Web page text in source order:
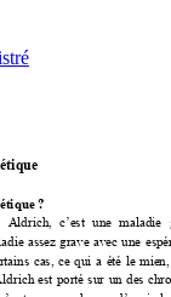
?
Aldrich, c’est une maladie
assez grave avec une
s cas, ce qui a été le mien
est porté sur un des